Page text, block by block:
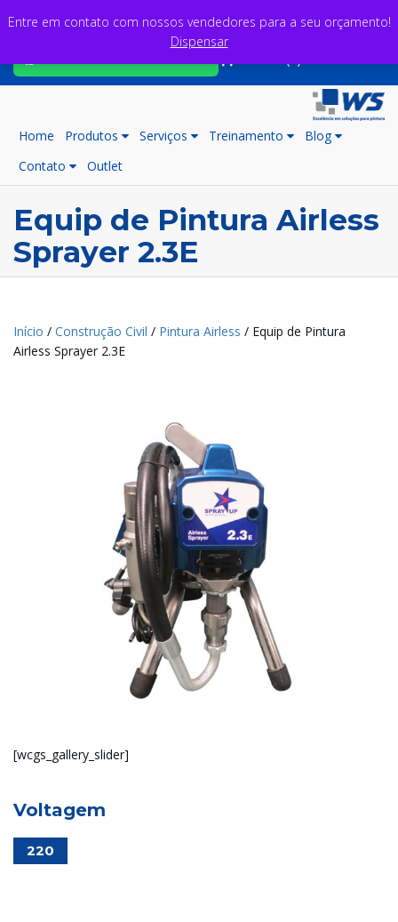
Home Produtos Serviços Treinamento
Blog
Contato
Outlet
Equip de Pintura Airless
Sprayer 2.3E
Início / Construção Civil / Pintura Airless / Equip de Pintura
Airless Sprayer 2.3E
[wcgs_gallery_slider]
Voltagem
220
Entre em contato com nossos vendedores para a seu orçamento!
Dispensar